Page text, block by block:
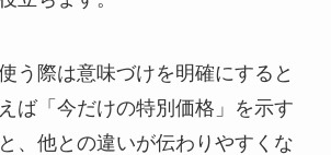
う際は意味づけを明確にすると
ば「今だけの特別価格」を示す
、他との違いが伝わりやすくな